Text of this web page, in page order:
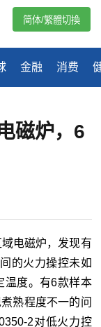
金融 消费
简体/繁體切換
磁炉，6
电磁炉，发现有
的火力操控未如
温度。有6款样本
熟程度不一的问
2对低火力控